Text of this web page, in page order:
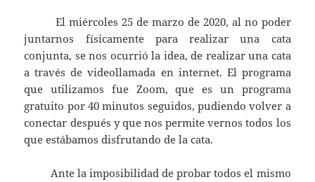
El miércoles 25 de marzo de 2020, al no poder
juntarnos físicamente para realizar una cata
conjunta, se nos ocurrió la idea, de realizar una cata
a través de videollamada en internet. El programa
que utilizamos fue Zoom, que es un programa
gratuito por 40 minutos seguidos, pudiendo volver a
conectar después y que nos permite vernos todos los
que estábamos disfrutando de la cata.
Ante la imposibilidad de probar todos el mismo